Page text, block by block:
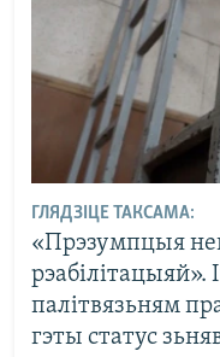
ГЛЯДЗІЦЕ ТАКСАМА:
«Прэзумпцыя
палітвязьням
гэты статус